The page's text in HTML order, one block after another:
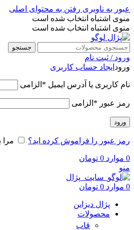
عبور به ناوبری رفتن به محتوای اصلی
منوی اشتباه انتخاب شده است
منوی اشتباه انتخاب شده است
جستجو
ورود / ثبت نام
ورود ایجاد حساب کاربری
نام کاربری یا آدرس ایمیل * الزامی
رمز عبور * الزامی
ورود
رمز عبور را فراموش کرده اید؟ مرا
0 موارد 0 تومان
منو
0 موارد 0 تومان
پژال دیزاین
محصولات
قاب